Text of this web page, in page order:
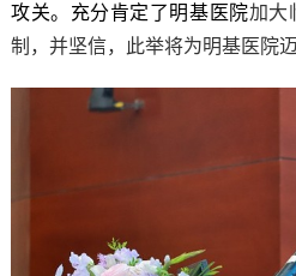
攻关。充分肯定了明基医院加大
制，并坚信，此举将为明基医院